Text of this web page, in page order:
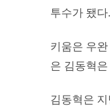
투수가 됐다.
키움은 우
은 김동혁
김동혁은